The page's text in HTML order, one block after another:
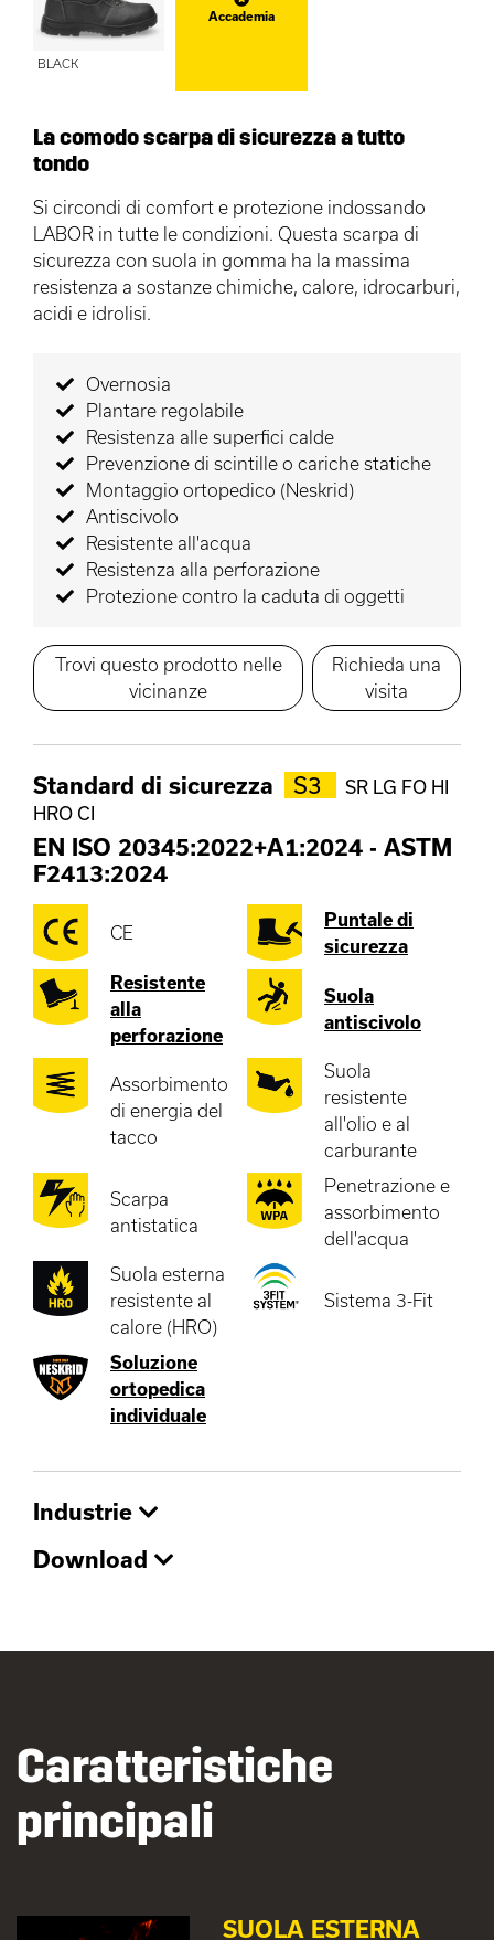
BLACK
Accademia
La comodo scarpa di sicurezza a tutto
tondo
Si circondi di comfort e protezione indossando
LABOR in tutte le condizioni. Questa scarpa di
sicurezza con suola in gomma ha la massima
resistenza a sostanze chimiche, calore, idrocarburi,
acidi e idrolisi.
Overnosia
Plantare regolabile
Resistenza alle superfici calde
Prevenzione di scintille o cariche statiche
Montaggio ortopedico (Neskrid)
Antiscivolo
Resistente all'acqua
Resistenza alla perforazione
Protezione contro la caduta di oggetti
Trovi questo prodotto nelle
vicinanze
Richieda una
visita
Standard di sicurezza S3
SR LG FO HI
HRO CI
EN ISO 20345:2022+A1:2024 - ASTM
F2413:2024
CE
Puntale di
sicurezza
Resistente
alla
perforazione
Suola
antiscivolo
Assorbimento
di energia del
tacco
Suola
resistente
all'olio e al
carburante
Scarpa
antistatica
Penetrazione e
assorbimento
dell'acqua
Suola esterna
resistente al
calore (HRO)
Sistema 3-Fit
Soluzione
ortopedica
individuale
Industrie
Download
Caratteristiche
principali
SUOLA ESTERNA